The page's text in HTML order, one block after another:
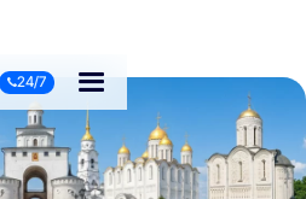
24/7